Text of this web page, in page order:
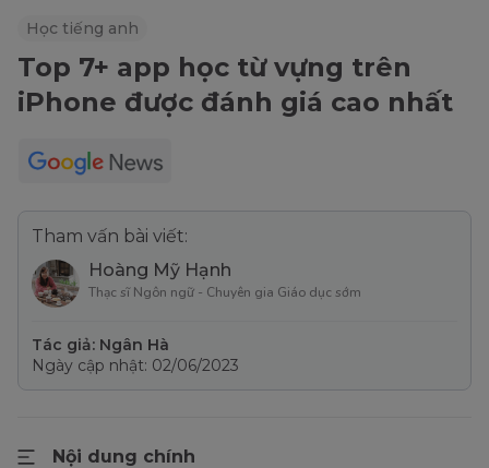
Học tiếng anh
Top 7+ app học từ vựng trên
iPhone được đánh giá cao nhất
Tham vấn bài viết:
Hoàng Mỹ Hạnh
Thạc sĩ Ngôn ngữ - Chuyên gia Giáo dục sớm
Tác giả: Ngân Hà
Ngày cập nhật: 02/06/2023
Nội dung chính